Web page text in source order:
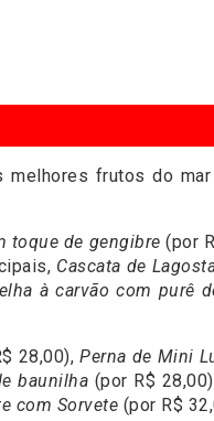
melhores frutos do
toque de gengibre (por
Cascata de
à carvão com purê
28,00),Perna de Mini
baunilha (por R$
com Sorvete (por R$